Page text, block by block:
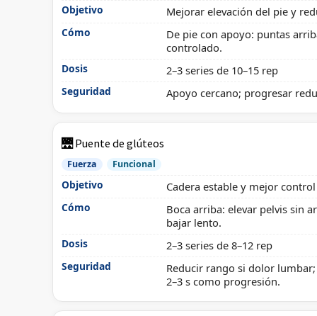
Objetivo Mejorar elevación del pie y
Cómo
De pie con apoyo: puntas
controlado.
Dosis 2–3 series de 10–15 rep
Seguridad Apoyo cercano; progresar
🌉 Puente de glúteos
Fuerza Funcional
Objetivo Cadera estable y mejor
Cómo
Boca arriba: elevar pelvis sin
bajar lento.
Dosis 2–3 series de 8–12 rep
Seguridad
Reducir rango si dolor
2–3 s como progresión.